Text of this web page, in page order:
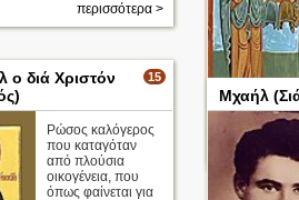
περισσότερα >
15
ο διά Χριστόν
Ρώσος καλόγερος
που καταγόταν
από πλούσια
οικογένεια, που
όπως φαίνεται για
Μχαήλ